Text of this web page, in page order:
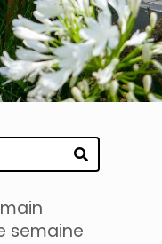
semaine